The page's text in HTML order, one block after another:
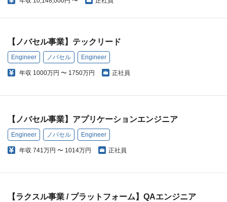
【ノバセル事業】テックリード
Engineer ノバセル Engineer
年収 1000万円 〜 1750万円 正社員
【ノバセル事業】アプリケーションエンジニア
Engineer ノバセル Engineer
年収 741万円 〜 1014万円 正社員
【ラクスル事業 / プラットフォーム】QAエンジニア